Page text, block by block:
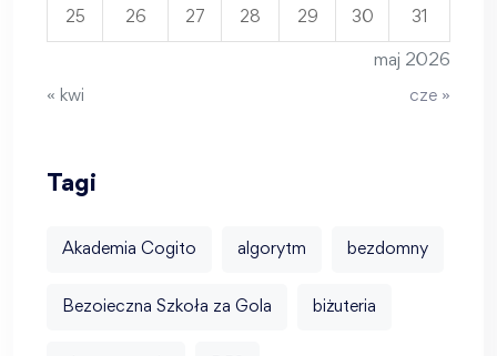
maj 2026
25 26 27 28 29 30 31
« kwi cze »
Tagi
Akademia Cogito algorytm bezdomny
Bezoieczna Szkoła za Gola biżuteria